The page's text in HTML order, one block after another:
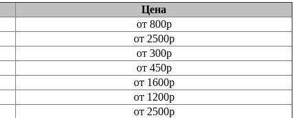
Цена
от 800р
от 2500р
от 300р
от 450р
от 1600р
от 1200р
от 2500р